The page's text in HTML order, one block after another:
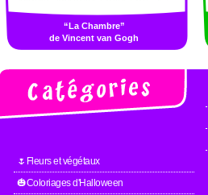
“La Chambre”
de Vincent van Gogh
🌷Fleurs et végétaux
🎃Coloriages d'Halloween